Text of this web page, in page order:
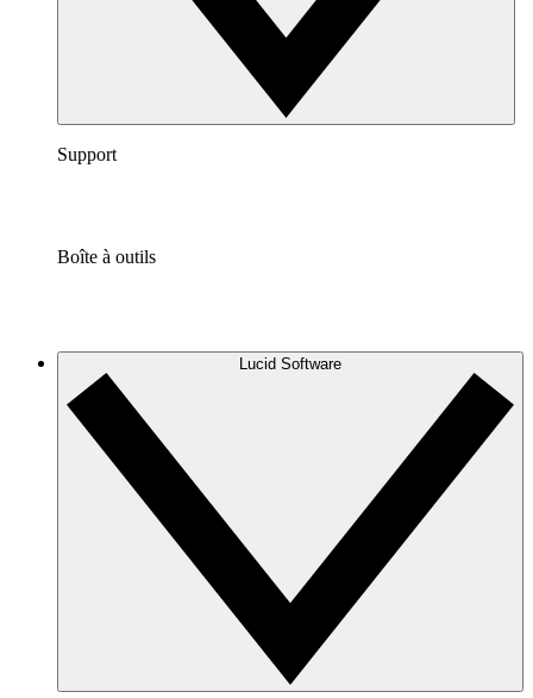
Support
Boîte à outils
Lucid Software